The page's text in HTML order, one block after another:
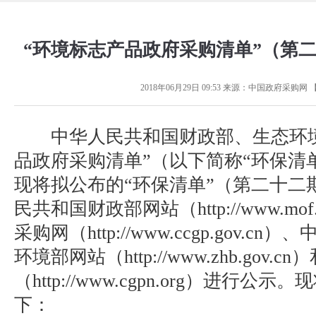
“环境标志产品政府采购清单”（第
2018年06月29日 09:53来源： 中国政府采购网
中华人民共和国财政部、生态环
品政府采购清单”（以下简称“环保清
现将拟公布的“环保清单”（第二十二
民共和国财政部网站（http://
采购网（http://www.ccgp.gov.cn）、
环境部网站（http://www.zhb.gov.cn
（http://www.cgpn.org）进行公示。
下：